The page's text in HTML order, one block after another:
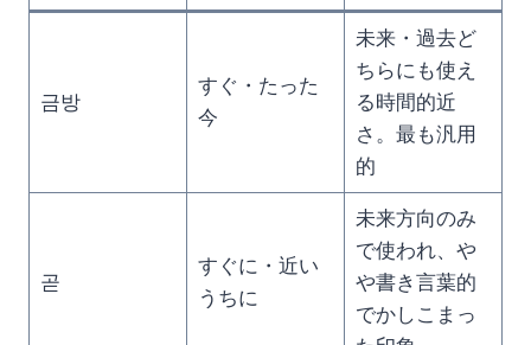
금방
すぐ・たった
今
未来・過去ど
ちらにも使え
る時間的近
さ。最も汎用
的
곧
すぐに・近い
うちに
未来方向のみ
で使われ、や
や書き言葉的
でかしこまっ